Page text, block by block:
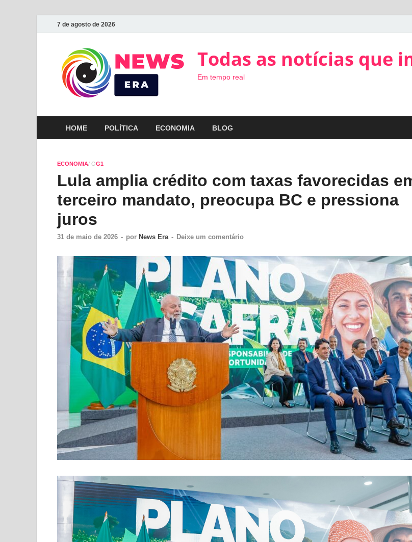
7 de agosto de 2026
Todas as notícias que
Em tempo real
HOME POLÍTICA ECONOMIA BLOG
ECONOMIA/ OG1
Lula amplia crédito com taxas favorecidas
terceiro mandato, preocupa BC e pressiona
juros
31 de maio de 2026 - por News Era - Deixe um comentário